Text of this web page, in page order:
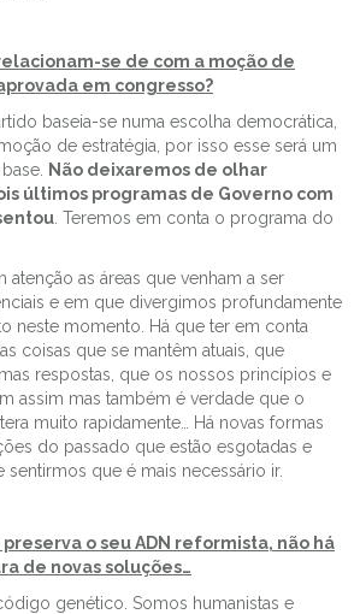
se de com a moção de
em congresso?
baseia-se numa escolha democrática,
de estratégia, por isso esse será um
Não deixaremos de olhar
últimos programas de Governo com
. Teremos em conta o programa do
atenção as áreas que venham a ser
e em que divergimos profundamente
neste momento. Há que ter em conta
coisas que se mantêm atuais, que
respostas, que os nossos princípios e
assim mas também é verdade que o
muito rapidamente… Há novas formas
do passado que estão esgotadas e
que é mais necessário ir.
o seu ADN reformista, não há
de novas soluções…
genético. Somos humanistas e